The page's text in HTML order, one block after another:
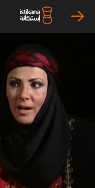
arrow_right